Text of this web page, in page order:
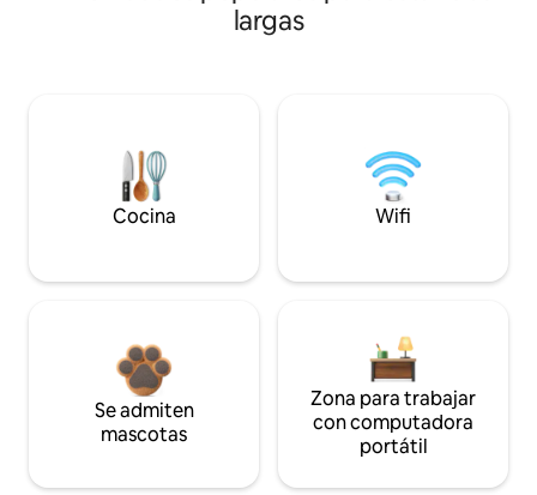
largas
Cocina Wifi
Se admiten
mascotas
Zona para trabajar
con computadora
portátil